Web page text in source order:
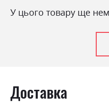
З підставкою під матрац
У цього товару ще
Доставка